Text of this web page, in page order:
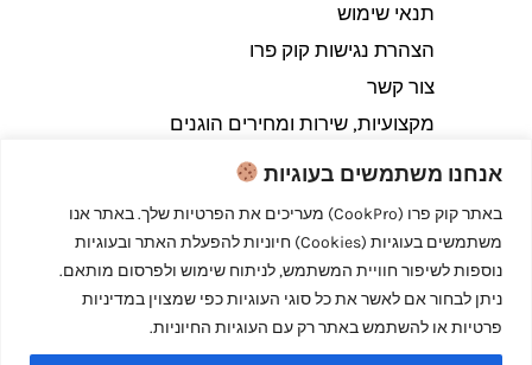
אנחנו משתמשים בעוגיות
באתר קוק פרו (CookPro) מעריכים את הפרטיות שלך. באתר אנו
משתמשים בעוגיות (Cookies) חיוניות להפעלת האתר ובעוגיות
נוספות לשיפור חוויית המשתמש, לניתוח שימוש ולפרסום מותאם.
ניתן לבחור אם לאשר את כל סוגי העוגיות כפי שמצוין במדיניות
פרטיות או להשתמש באתר רק עם העוגיות החיוניות.
תנאי שימוש
הצהרת נגישות קוק פרו
צור קשר
מקצועיות, שירות ומחירים הוגנים
Copyright © 2026 קוק פרו - לבשל כמו מקצוענים